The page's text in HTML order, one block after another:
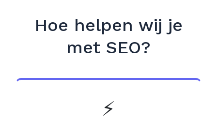
Hoe helpen wij je
met SEO?
⚡